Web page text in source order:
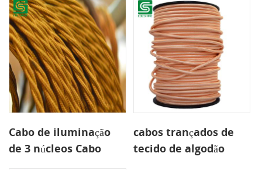
Cabo de iluminação
de 3 núcleos Cabo
cabos trançados de
tecido de algodão